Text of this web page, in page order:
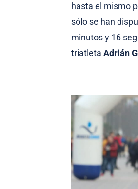
hasta el mismo
sólo se han
minutos y 16
triatleta Adrián